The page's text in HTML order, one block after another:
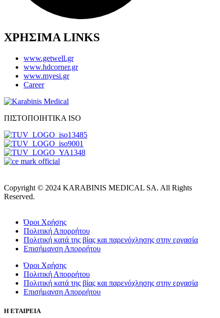
ΧΡΗΣΙΜΑ LINKS
www.getwell.gr
www.hdcorner.gr
www.myesi.gr
Career
ΠΙΣΤΟΠΟΙΗΤΙΚΑ ISO
Copyright © 2024 KARABINIS MEDICAL SA. All Rights
Reserved.
Όροι Χρήσης
Πολιτική Απορρήτου
Πολιτική κατά της βίας και παρενόχλησης στην εργασία
Επισήμανση Απορρήτου
Όροι Χρήσης
Πολιτική Απορρήτου
Πολιτική κατά της βίας και παρενόχλησης στην εργασία
Επισήμανση Απορρήτου
Η ΕΤΑΙΡΕΙΑ